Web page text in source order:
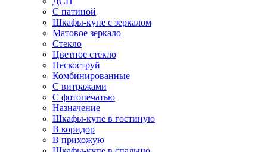
С патиной
Шкафы-купе с зеркалом
Матовое зеркало
Стекло
Цветное стекло
Пескоструй
Комбинированные
С витражами
С фотопечатью
Назначение
Шкафы-купе в гостиную
В коридор
В прихожую